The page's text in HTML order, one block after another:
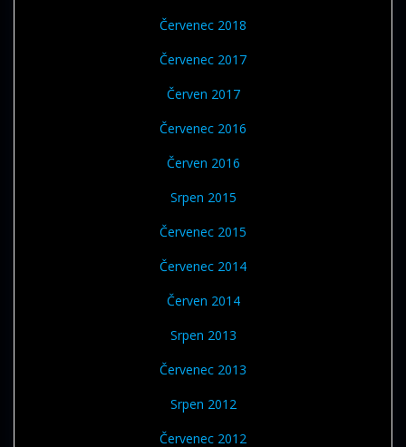
Červenec 2018
Červenec 2017
Červen 2017
Červenec 2016
Červen 2016
Srpen 2015
Červenec 2015
Červenec 2014
Červen 2014
Srpen 2013
Červenec 2013
Srpen 2012
Červenec 2012